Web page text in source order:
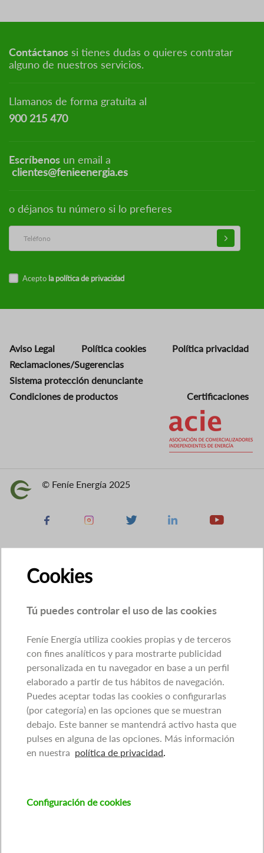
Contáctanos si tienes dudas o quieres contratar
alguno de nuestros servicios.
Llamanos de forma gratuita al
900 215 470
Escríbenos un email a
clientes@fenieenergia.es
o déjanos tu número si lo prefieres
Acepto la política de privacidad
Aviso Legal Política cookies
Política privacidad
Reclamaciones/Sugerencias
Sistema protección denunciante
Condiciones de productos
Certificaciones
Imagen © Feníe Energía 2025
Facebook Instagram X Linkedin Youtube
Cookies
Tú puedes controlar el uso de las cookies
Feníe Energía utiliza cookies propias y de terceros
con fines analíticos y para mostrarte publicidad
personalizada en tu navegador en base a un perfil
elaborado a partir de tus hábitos de navegación.
Puedes aceptar todas las cookies o configurarlas
(por categoría) en las opciones que se muestran
debajo. Este banner se mantendrá activo hasta que
pulses en alguna de las opciones. Más información
en nuestra política de privacidad.
Configuración de cookies